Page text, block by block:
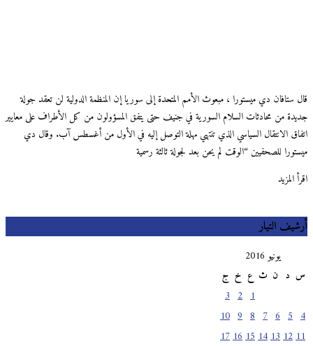
قال ستافان دي ميستورا ، مبعوث الأمم المتحدة إلى سوريا إن المنظمة الدولية لن تعقد جولة
جديدة من محادثات السلام السورية في جنيف حتى يتفق المسؤولون من كل الأطراف على معايير
اتفاق الانتقال السياسي الذي تنتهي مهلة التوصل إليه في الأول من أغسطس آب. وقال دي
ميستورا للصحفيين “الوقت لم يحن بعد لجولة ثالثة رسمية
اقرأ المزيد
أرشيف التيار
يونيو 2016
س
ث خ ج
10
11
12
13
14
15
16
17